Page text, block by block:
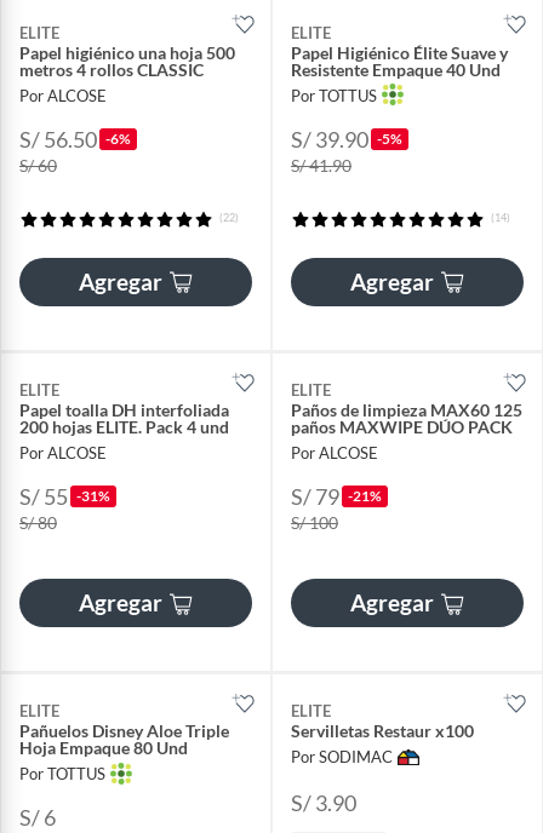
ELITE
Papel higiénico una hoja 500
metros 4 rollos CLASSIC
Por ALCOSE
S/ 56.50 -6%
S/ 60
(22)
Agregar
ELITE
Papel Higiénico Élite Suave y
Resistente Empaque 40 Und
Por TOTTUS
S/ 39.90 -5%
S/ 41.90
(14)
Agregar
ELITE
Papel toalla DH interfoliada
200 hojas ELITE. Pack 4 und
Por ALCOSE
S/ 55 -31%
S/ 80
Agregar
ELITE
Paños de limpieza MAX60 125
paños MAXWIPE DÚO PACK
Por ALCOSE
S/ 79 -21%
S/ 100
Agregar
ELITE
Pañuelos Disney Aloe Triple
Hoja Empaque 80 Und
Por TOTTUS
S/ 6
ELITE
Servilletas Restaur x100
Por SODIMAC
S/ 3.90